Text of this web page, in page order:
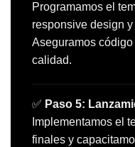
Programamos el
responsive design
Aseguramos
calidad.
✅ Paso 5:
Implementamos el
finales y